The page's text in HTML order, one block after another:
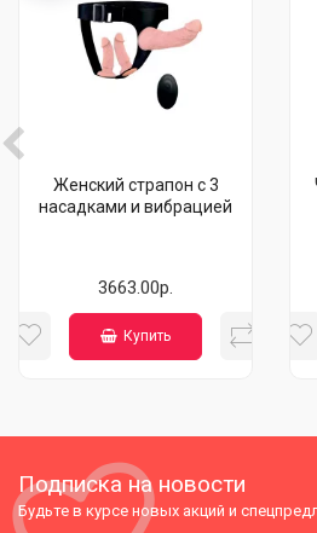
Женский страпон с 3
насадками и вибрацией
3663.00р.
Купить
Подписка на новости
Будьте в курсе новых акций и